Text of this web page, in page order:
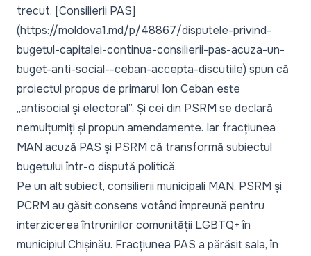
trecut. [Consilierii PAS]
(https://moldova1.md/p/48867/disputele-privind-
bugetul-capitalei-continua-consilierii-pas-acuza-un-
buget-anti-social--ceban-accepta-discutiile) spun că
proiectul propus de primarul Ion Ceban este
„antisocial și electoral”. Și cei din PSRM se declară
nemulțumiți și propun amendamente. Iar fracțiunea
MAN acuză PAS și PSRM că transformă subiectul
bugetului într-o dispută politică.
Pe un alt subiect, consilierii municipali MAN, PSRM și
PCRM au găsit consens votând împreună pentru
interzicerea întrunirilor comunității LGBTQ+ în
municipiul Chișinău. Fracțiunea PAS a părăsit sala, în